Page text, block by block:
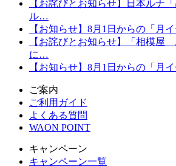
【お詫びとお知らせ】日本ルナ
ル…
【お知らせ】8月1日からの「月
【お詫びとお知らせ】「相模屋
に…
【お知らせ】8月1日からの「月
ご案内
ご利用ガイド
よくある質問
WAON POINT
キャンペーン
キャンペーン一覧